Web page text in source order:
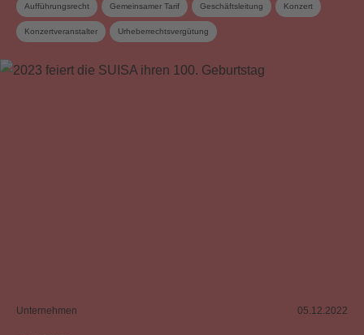
Aufführungsrecht Gemeinsamer Tarif Geschäftsleitung Konzert
Konzertveranstalter Urheberrechtsvergütung
Unternehmen 05.12.2022